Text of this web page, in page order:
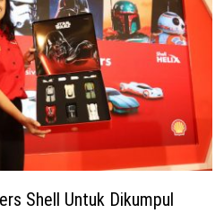
Shell Untuk Dikumpul